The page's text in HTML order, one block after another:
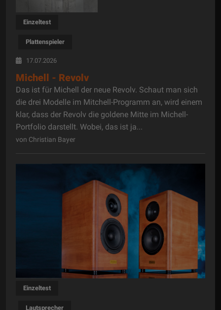
Einzeltest
Plattenspieler
17.07.2026
Michell - Revolv
Das ist für Michell der neue Revolv. Schaut man sich
die drei Modelle im Mitchell-Programm an, wird einem
klar, dass der Revolv die goldene Mitte im Michell-
Portfolio darstellt. Wobei, das ist ja...
von Christian Bayer
Einzeltest
Lautsprecher